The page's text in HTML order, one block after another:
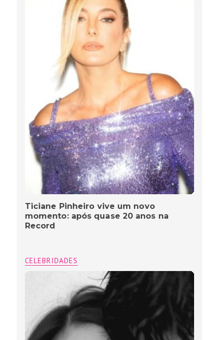
Ticiane Pinheiro vive um novo
momento: após quase 20 anos na
Record
CELEBRIDADES